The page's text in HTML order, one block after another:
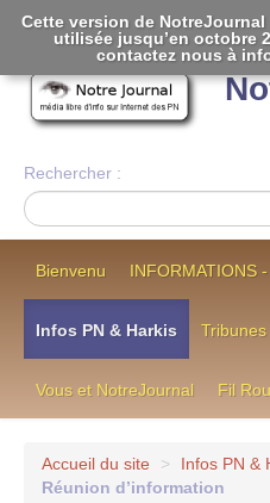
Rechercher :
Bienvenu INFORMATIONS
Infos PN & Harkis Tribunes
Vous et NotreJournal Fil
Accueil du site > Infos PN &
Réunion d’information
Cette version de
utilisée jusqu’en octobre
contactez nous à